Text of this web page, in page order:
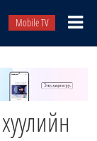
Mobile TV